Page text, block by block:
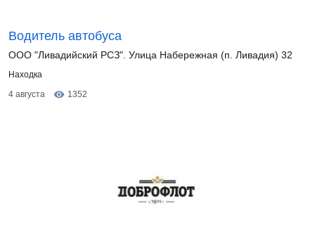
Водитель автобуса
ООО "Ливадийский РСЗ". Улица Набережная (п. Ливадия) 32
Находка
4 августа
1352